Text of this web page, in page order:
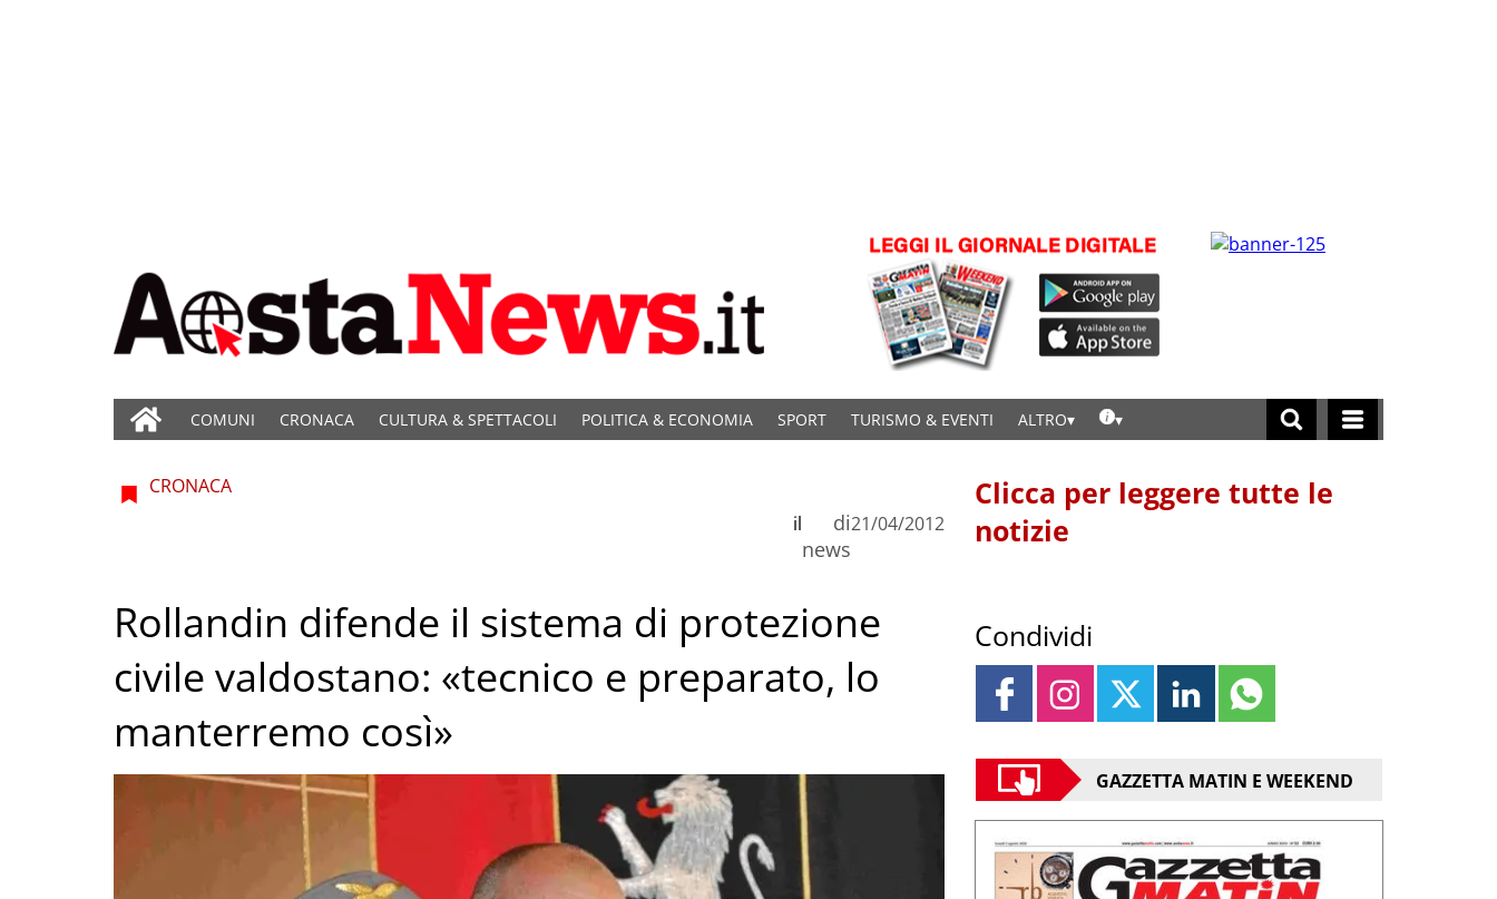
COMUNI CRONACA CULTURA & SPETTACOLI POLITICA & ECONOMIA SPORT TURISMO & EVENTI ALTRO
CRONACA
di
news
il 21/04/2012
Rollandin difende il sistema di protezione
civile valdostano: «tecnico e preparato, lo
manterremo così»
Clicca per leggere tutte le
notizie
Condividi
GAZZETTA MATIN E WEEKEND